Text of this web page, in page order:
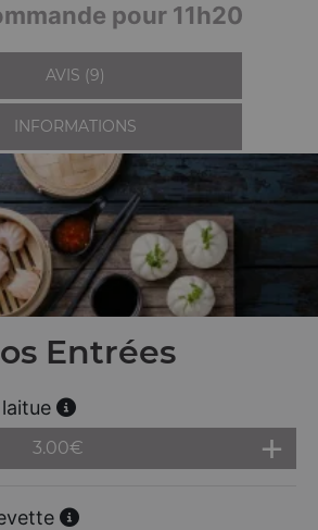
pour 11h20
AVIS (9)
INFORMATIONS
Entrées
3.00€